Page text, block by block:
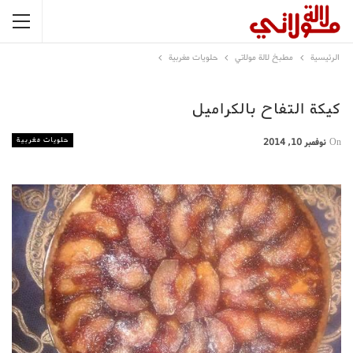
الرئيسية مطبخ لالة مولاتي حلويات مغربية
كيكة التفاح بالكراميل
حلويات مغربية On نوفمبر 10, 2014